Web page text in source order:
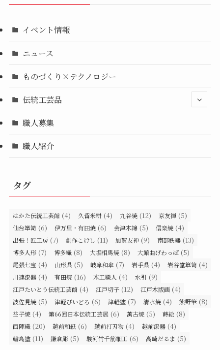
イベント情報
ニュース
ものづくり×テクノロジー
伝統工芸品
職人募集
職人紹介
タグ
はかた伝統工芸館 (4) 久留米絣 (4) 九谷焼 (12) 京友禅 (5)
仙台箪笥 (6) 伊万里・有田焼 (6) 会津木綿 (5) 信楽焼 (4)
出張！匠工房 (7) 創作こけし (11) 加賀友禅 (9) 南部鉄器 (13)
博多人形 (7) 博多織 (8) 大堀相馬焼 (8) 大館曲げわっぱ (5)
尾張七宝 (4) 山形県 (5) 岐阜和傘 (7) 岩手県 (4) 岩谷堂箪笥 (4)
川連漆器 (4) 有田焼 (16) 木工職人 (4) 水引 (9)
江戸たいとう伝統工芸館 (4) 江戸切子 (12) 江戸木版画 (4)
波佐見焼 (5) 津軽びいどろ (6) 津軽塗 (7) 清水焼 (4) 熊野筆 (8)
益子焼 (4) 第66回日本伝統工芸展 (6) 萬古焼 (5) 蒔絵 (8)
西陣織 (20) 越前和紙 (6) 越前打刃物 (4) 越前漆器 (4)
輪島塗 (11) 鎌倉彫 (5) 駿河竹千筋細工 (6) 高崎だるま (5)